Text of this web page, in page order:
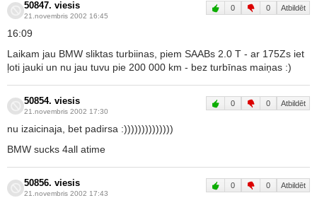
50847. viesis
21.novembris 2002 16:45
0 0 Atbildēt
16:09
Laikam jau BMW sliktas turbiinas, piem SAABs 2.0 T - ar 175Zs iet
ļoti jauki un nu jau tuvu pie 200 000 km - bez turbīnas maiņas :)
50854. viesis
21.novembris 2002 17:30
0 0 Atbildēt
nu izaicinaja, bet padirsa :))))))))))))))
BMW sucks 4all atime
50856. viesis
21.novembris 2002 17:43
0 0 Atbildēt